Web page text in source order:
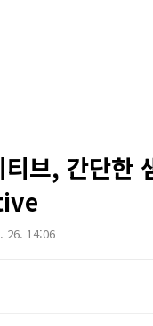
티브, 간단한
26. 14:06